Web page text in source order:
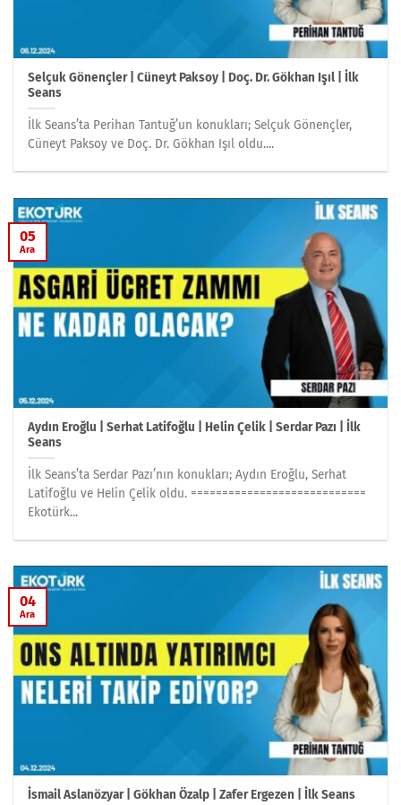
Selçuk Gönençler | Cüneyt Paksoy | Doç. Dr. Gökhan Işıl | İlk
Seans
İlk Seans’ta Perihan Tantuğ’un konukları; Selçuk Gönençler,
Cüneyt Paksoy ve Doç. Dr. Gökhan Işıl oldu....
Aydın Eroğlu | Serhat Latifoğlu | Helin Çelik | Serdar Pazı | İlk
Seans
İlk Seans’ta Serdar Pazı’nın konukları; Aydın Eroğlu, Serhat
Latifoğlu ve Helin Çelik oldu. ============================
Ekotürk...
05
Ara
İsmail Aslanözyar | Gökhan Özalp | Zafer Ergezen | İlk Seans
04
Ara